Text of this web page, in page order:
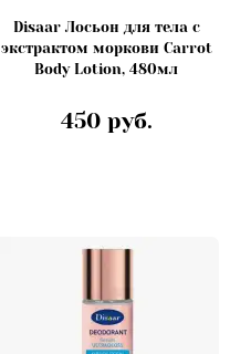
Disaar Лосьон для тела с
экстрактом моркови Carrot
Body Lotion, 480мл
450 руб.